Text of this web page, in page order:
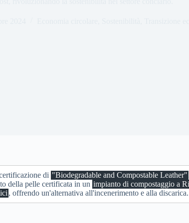
di "Biodegradable and Compostable Leather"
della pelle certificata in un impianto di compostaggio a
, offrendo un'alternativa all'incenerimento e alla discarica.